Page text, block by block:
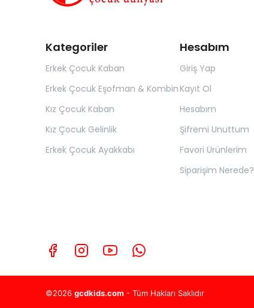
Kategoriler
Erkek Çocuk Kaban
Erkek Çocuk Eşofman & Kombin
Kız Çocuk Kaban
Kız Çocuk Gelinlik
Erkek Çocuk Ayakkabı
Hesabım
Giriş Yap
Kayıt Ol
Hesabım
Şifremi Unuttum
Favori Ürünlerim
Siparişim Nerede?
©2026 gcdkids.com - Tüm Hakları Saklıdır